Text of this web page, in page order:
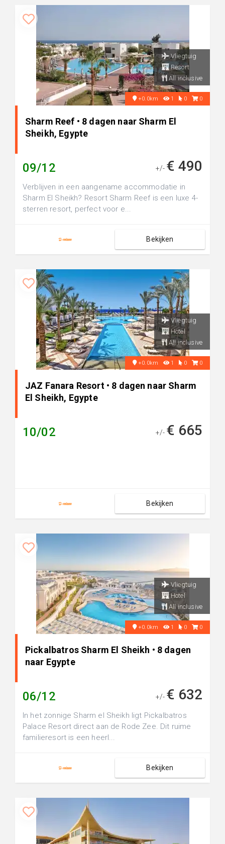
Vliegtuig
Resort
All inclusive
+0.0km 1 0 0
Sharm Reef • 8 dagen naar Sharm El
Sheikh, Egypte
09/12 +/- € 490
Verblijven in een aangename accommodatie in
Sharm El Sheikh? Resort Sharm Reef is een luxe 4-
sterren resort, perfect voor e...
Bekijken
Vliegtuig
Hotel
All inclusive
+0.0km 1 0 0
JAZ Fanara Resort • 8 dagen naar Sharm
El Sheikh, Egypte
10/02 +/- € 665
Bekijken
Vliegtuig
Hotel
All inclusive
+0.0km 1 0 0
Pickalbatros Sharm El Sheikh • 8 dagen
naar Egypte
06/12 +/- € 632
In het zonnige Sharm el Sheikh ligt Pickalbatros
Palace Resort direct aan de Rode Zee. Dit ruime
familieresort is een heerl...
Bekijken